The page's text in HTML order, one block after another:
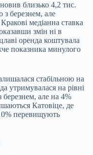
близько 4,2 тис.
з березнем, але
медіанна ставка
змін ні в
оренда коштувала
показника минулого
стабільною на
утримувалася на рівні
березнем, але на 4%
Катовіце, де
перевищують